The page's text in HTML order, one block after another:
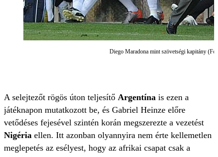
Diego Maradona mint szövetségi kapitány
A selejtezőt rögös úton teljesítő Argentína is ezen a
játéknapon mutatkozott be, és Gabriel Heinze előre
vetődéses fejesével szintén korán megszerezte a vezetést
Nigéria ellen. Itt azonban olyannyira nem érte kellemetlen
meglepetés az esélyest, hogy az afrikai csapat csak a